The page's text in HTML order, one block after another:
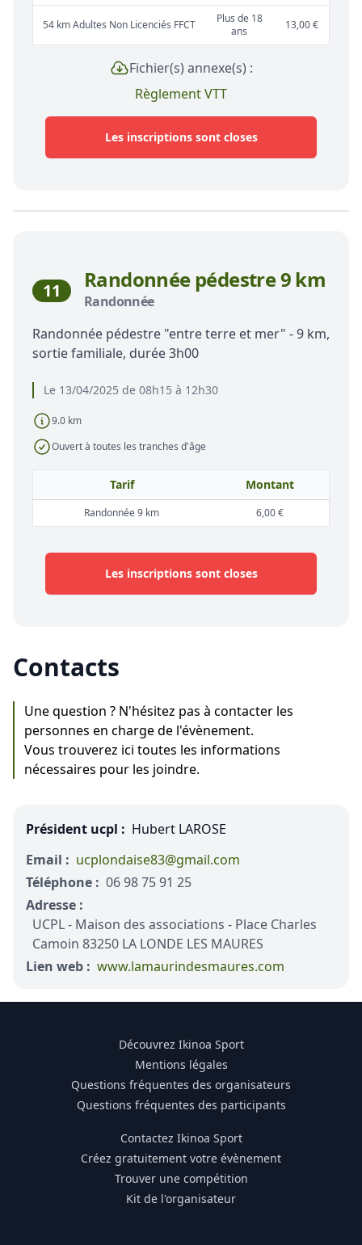
54 km Adultes Non Licenciés FFCT
Plus de 18
ans
13,00 €
Fichier(s) annexe(s) :
Règlement VTT
Les inscriptions sont closes
Le 13/04/2025 de 08h15 à 12h30
9.0 km
Ouvert à toutes les tranches d'âge
11 Randonnée pédestre 9 km
Randonnée
Randonnée pédestre "entre terre et mer" - 9 km,
sortie familiale, durée 3h00
Tarif Montant
Randonnée 9 km 6,00 €
Les inscriptions sont closes
Contacts
Une question ? N'hésitez pas à contacter les
personnes en charge de l'évènement.
Vous trouverez ici toutes les informations
nécessaires pour les joindre.
Président ucpl : Hubert LAROSE
Email : ucplondaise83@gmail.com
Téléphone : 06 98 75 91 25
Adresse :
UCPL - Maison des associations - Place Charles
Camoin 83250 LA LONDE LES MAURES
Lien web : www.lamaurindesmaures.com
Découvrez Ikinoa Sport
Mentions légales
Questions fréquentes des organisateurs
Questions fréquentes des participants
Contactez Ikinoa Sport
Créez gratuitement votre évènement
Trouver une compétition
Kit de l'organisateur